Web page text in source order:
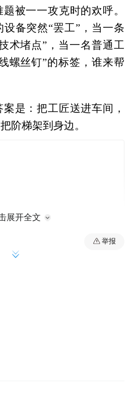
被一一攻克时的欢呼。
备突然“罢工”，当一条
术堵点”，当一名普通工
螺丝钉”的标签，谁来帮
是：把工匠送进车间，
阶梯架到身边。
展开全文
举报